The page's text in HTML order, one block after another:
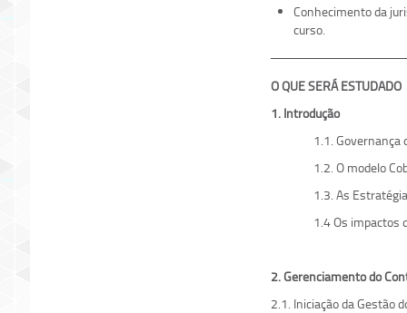
Conhecimento da
curso.
O QUE
1. Introdução
1.1. Governança
1.2. O modelo
1.3. As
1.4 Os impactos
2. Gerenciamento do
2.1. Iniciação da Gestão